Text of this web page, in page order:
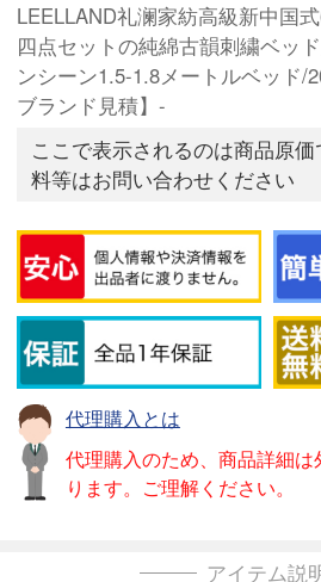
LEELLAND礼澜家紡高級新中国
四点セットの純綿古韻刺繍ベッ
ンシーン1.5-1.8メートルベッド/
ブランド見積】-
ここで表示されるのは商品原
料等はお問い合わせください
代理購入とは
代理購入のため、商品詳細
ります。ご理解ください。
アイテム説